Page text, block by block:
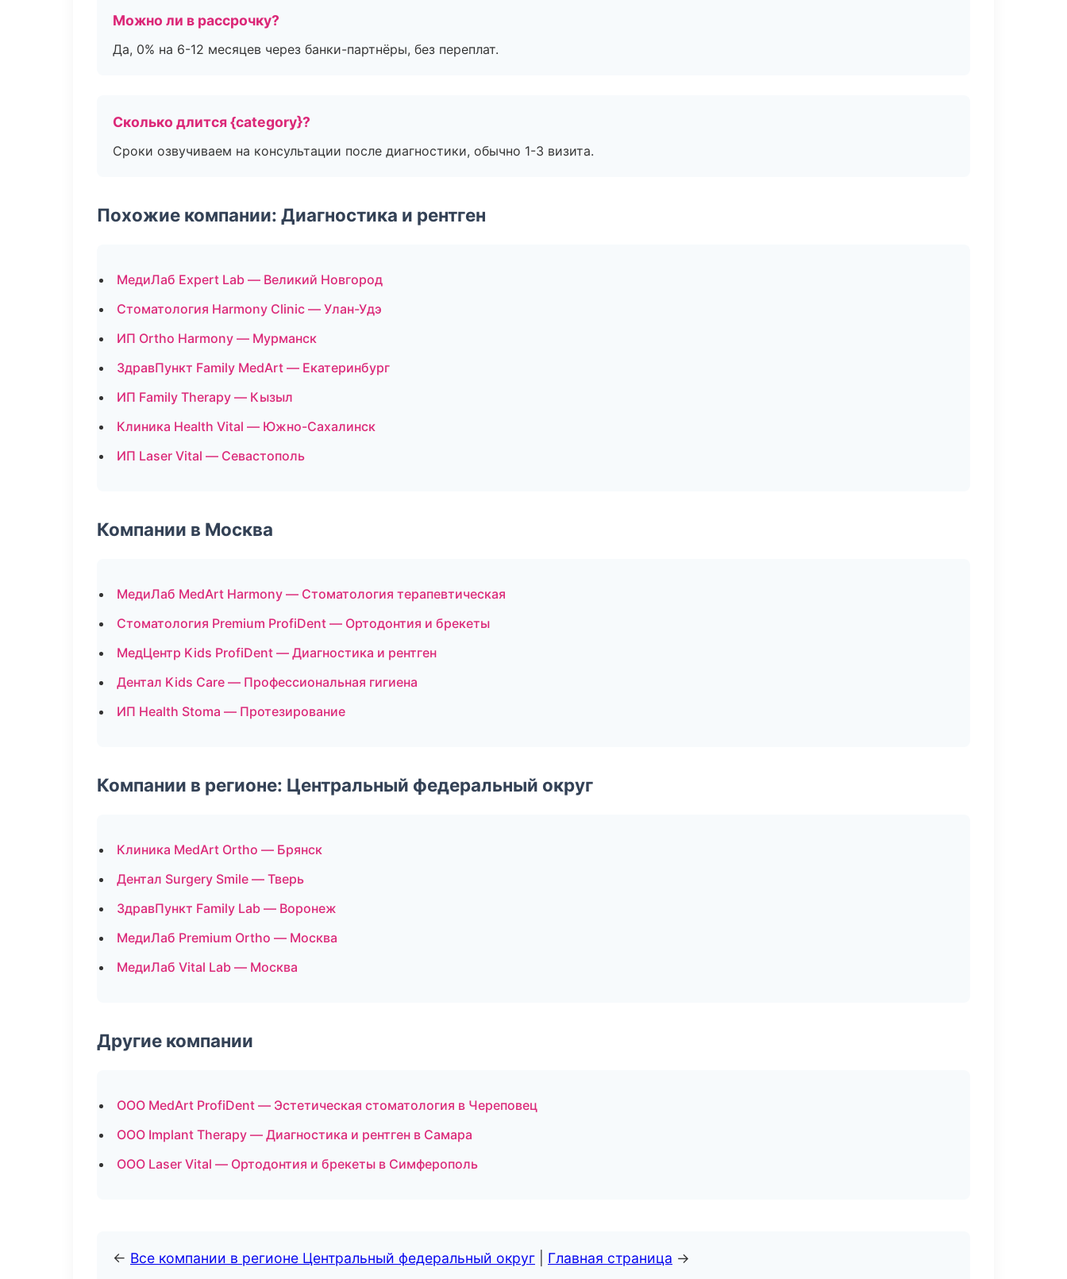
Можно ли в рассрочку?
Да, 0% на 6-12 месяцев через банки-партнёры, без переплат.
Сколько длится {category}?
Сроки озвучиваем на консультации после диагностики, обычно 1-3 визита.
Похожие компании: Диагностика и рентген
МедиЛаб Expert Lab — Великий Новгород
Стоматология Harmony Clinic — Улан-Удэ
ИП Ortho Harmony — Мурманск
ЗдравПункт Family MedArt — Екатеринбург
ИП Family Therapy — Кызыл
Клиника Health Vital — Южно-Сахалинск
ИП Laser Vital — Севастополь
Компании в Москва
МедиЛаб MedArt Harmony — Стоматология терапевтическая
Стоматология Premium ProfiDent — Ортодонтия и брекеты
МедЦентр Kids ProfiDent — Диагностика и рентген
Дентал Kids Care — Профессиональная гигиена
ИП Health Stoma — Протезирование
Компании в регионе: Центральный федеральный округ
Клиника MedArt Ortho — Брянск
Дентал Surgery Smile — Тверь
ЗдравПункт Family Lab — Воронеж
МедиЛаб Premium Ortho — Москва
МедиЛаб Vital Lab — Москва
Другие компании
ООО MedArt ProfiDent — Эстетическая стоматология в Череповец
ООО Implant Therapy — Диагностика и рентген в Самара
ООО Laser Vital — Ортодонтия и брекеты в Симферополь
← Все компании в регионе Центральный федеральный округ Главная страница →